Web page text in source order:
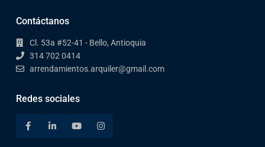
Contáctanos
Cl. 53a #52-41 - Bello, Antioquia
314 702 0414
arrendamientos.arquiler@gmail.com
Redes sociales